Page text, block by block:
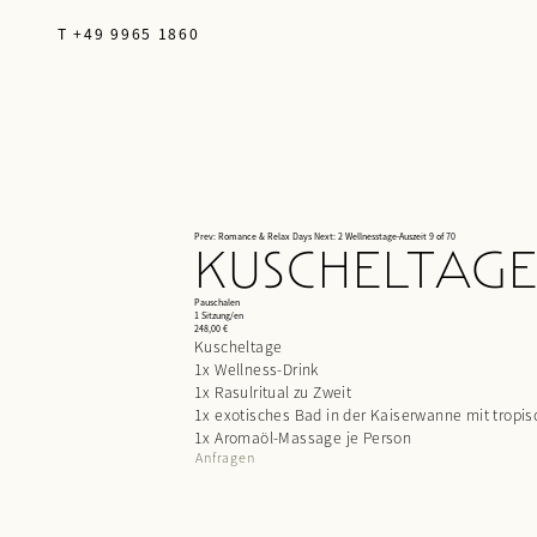
T +49 9965 1860
Prev: Romance & Relax Days Next: 2 Wellnesstage-Auszeit 9 of 70
KUSCHELTAGE
Pauschalen
1 Sitzung/en
248,00 €
Kuscheltage
1x Wellness-Drink
1x Rasulritual zu Zweit
1x exotisches Bad in der Kaiserwanne mit
1x Aromaöl-Massage je Person
Anfragen